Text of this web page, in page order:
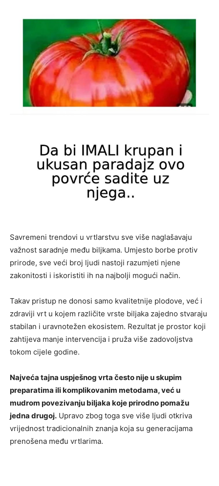
Savremeni trendovi u vrtlarstvu sve više naglašavaju
važnost saradnje među biljkama. Umjesto borbe protiv
prirode, sve veći broj ljudi nastoji razumjeti njene
zakonitosti i iskoristiti ih na najbolji mogući način.
Takav pristup ne donosi samo kvalitetnije plodove, već i
zdraviji vrt u kojem različite vrste biljaka zajedno stvaraju
stabilan i uravnotežen ekosistem. Rezultat je prostor koji
zahtijeva manje intervencija i pruža više zadovoljstva
tokom cijele godine.
Najveća tajna uspješnog vrta često nije u skupim
preparatima ili komplikovanim metodama, već u
mudrom povezivanju biljaka koje prirodno pomažu
jedna drugoj. Upravo zbog toga sve više ljudi otkriva
vrijednost tradicionalnih znanja koja su generacijama
prenošena među vrtlarima.